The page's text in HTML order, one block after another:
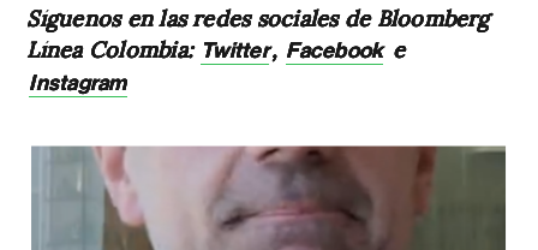
Síguenos en las redes sociales de Bloomberg
Línea Colombia: Twitter, Facebook e
Instagram